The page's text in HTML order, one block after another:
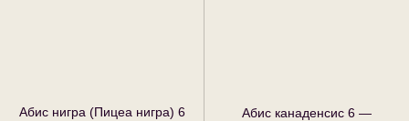
Абис нигра (Пицеа нигра) 6
Абис канаденсис 6 —